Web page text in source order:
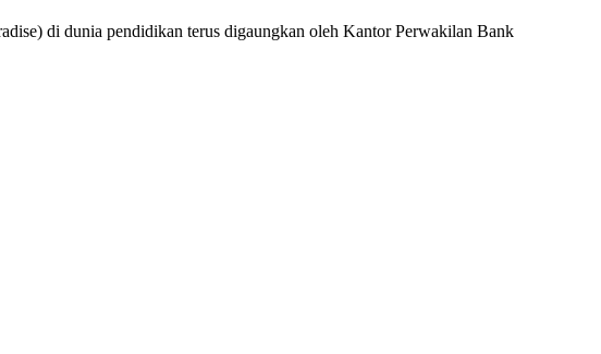
di dunia pendidikan terus digaungkan oleh Kantor Perwakilan Bank